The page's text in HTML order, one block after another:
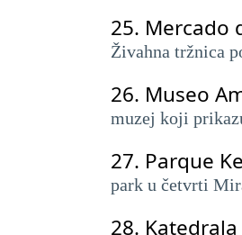
25. Mercado
Živahna tržnica
26. Museo
muzej koji
27. Parque
park u četvrti
28.